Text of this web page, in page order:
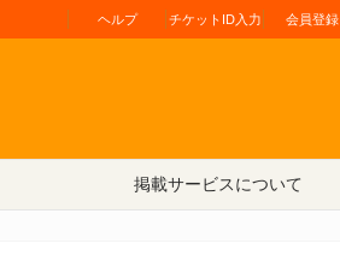
ヘルプ チケットID入力 会員登録
掲載サービスについて